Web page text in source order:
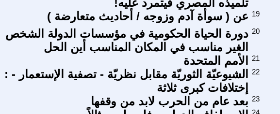
تلميذه المصري فيتمرد عليه!
عن ( سوأة آدم وزوجه / أحاديث متعارضة ) 19
دورة الحياة الحكومية في مؤسسات الدولة الشخص
الغير مناسب في المكان المناسب أين الحل
20
الأمم المتحدة
21
الشيوعيّة الثوريّة مقابل نظريّة - تصفية الإستعمار - :
إختلافات كبرى ثلاثة
22
بعد عام من الحرب لابد من وقفها 23
24